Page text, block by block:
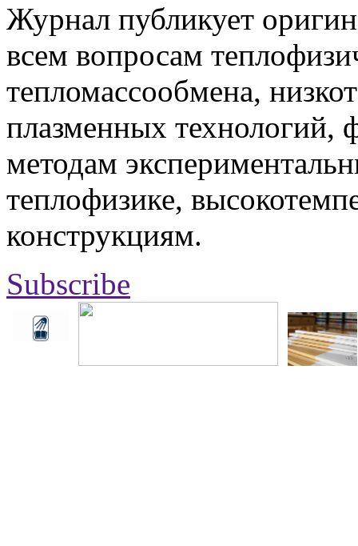
Журнал публикует
всем вопросам
тепломассообмена,
плазменных технологий,
методам
теплофизике,
конструкциям.
Subscribe